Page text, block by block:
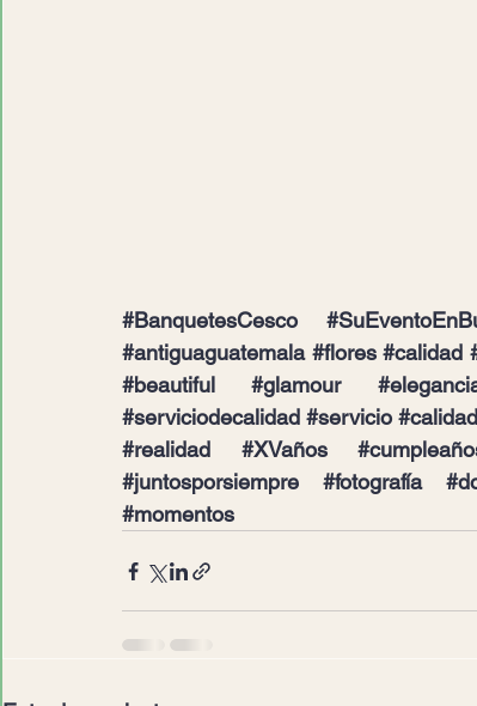
#BanquetesCesco
#antiguaguatemala #flores #calidad
#beautiful
#glamour
#serviciodecalidad #servicio #calidad
#realidad
#XVaños
#juntosporsiempre
#fotografía
#momentos